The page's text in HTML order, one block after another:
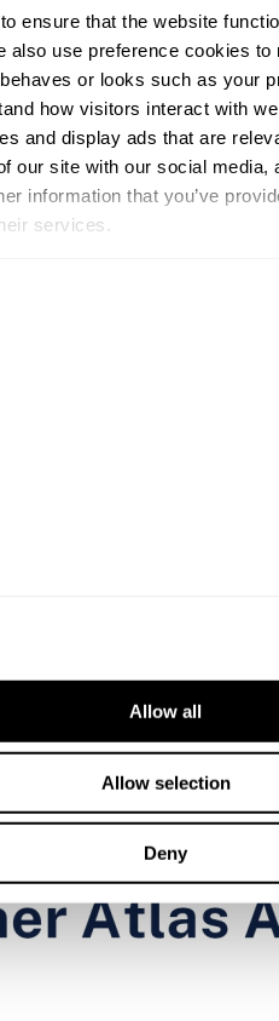
ensure that the website
also use preference cookies
or looks such as your
how visitors interact with
and display ads that are
our site with our social
information that you’ve
services.
Allow all
Allow selection
Deny